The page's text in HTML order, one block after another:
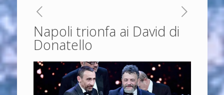
Napoli trionfa ai David di
Donatello